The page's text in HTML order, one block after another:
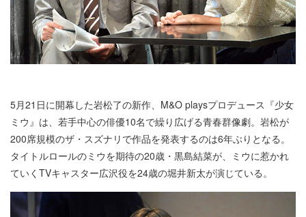
5月21日に開幕した岩松了の新作、M&O playsプロデュース『少女
ミウ』は、若手中心の俳優10名で繰り広げる青春群像劇。岩松が
200席規模のザ・スズナリで作品を発表するのは6年ぶりとなる。
タイトルロールのミウを期待の20歳・黒島結菜が、ミウに惹かれ
ていくTVキャスター広沢役を24歳の堀井新太が演じている。